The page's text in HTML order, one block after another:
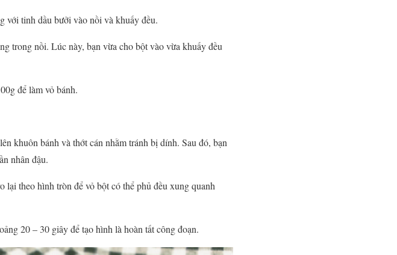
với tinh dầu bưởi vào nồi và khuấy đều.
trong nồi. Lúc này, bạn vừa cho bột vào vừa khuấy đều
để làm vỏ bánh.
khuôn bánh và thớt cán nhằm tránh bị dính. Sau đó, bạn
nhân đậu.
lại theo hình tròn để vỏ bột có thể phủ đều xung quanh
20 – 30 giây để tạo hình là hoàn tất công đoạn.